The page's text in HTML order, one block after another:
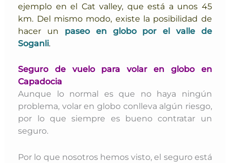
ejemplo en el Cat valley, que está a unos 45
km. Del mismo modo, existe la posibilidad de
hacer un paseo en globo por el valle de
Soganli.
Seguro de vuelo para volar en globo en
Capadocia
Aunque lo normal es que no haya ningún
problema, volar en globo conlleva algún riesgo,
por lo que siempre es bueno contratar un
seguro.
Por lo que nosotros hemos visto, el seguro está